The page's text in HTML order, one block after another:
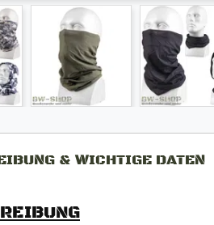
& WICHTIGE DATEN